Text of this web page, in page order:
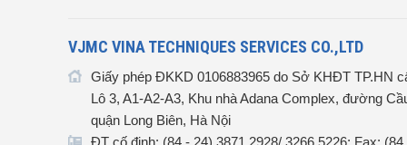
VJMC VINA TECHNIQUES SERVICES CO.,LTD
Giấy phép ĐKKD 0106883965 do Sở KHĐT TP.HN
Lô 3, A1-A2-A3, Khu nhà Adana Complex, đường
quận Long Biên, Hà Nội